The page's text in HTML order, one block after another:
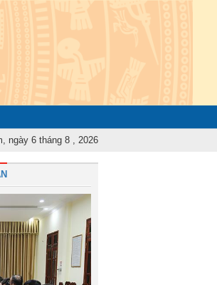
vụ công tác kiểm tra, giám sát năm 2025
ngày 6 tháng 8 , 2026